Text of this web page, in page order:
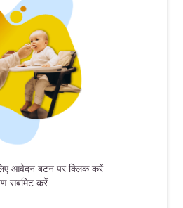
आवेदन बटन पर क्लिक करें
सबमिट करें